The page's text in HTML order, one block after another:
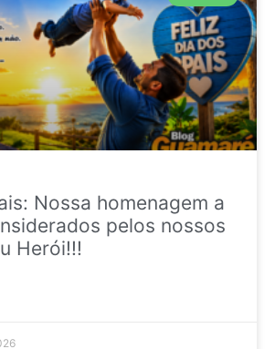
Nossa homenagem a
pelos nossos
Herói!!!